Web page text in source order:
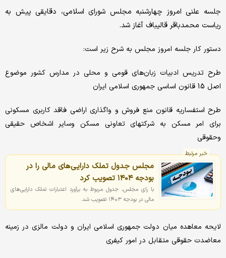
جلسه علنی امروز چهارشنبه مجلس شورای اسلامی، دقایقی پیش به
ریاست محمدباقر قالیباف آغاز شد.
دستور کار جلسه امروز مجلس به شرح زیر است:
طرح تدریس ادبیات زبان‌های قومی و محلی در مدارس کشور موضوع
اصل 15 قانون اساسی جمهوری اسلامی ایران
طرح استفساریه قانون منع فروش و واگذاری اراضی فاقد کاربری مسکونی
برای امر مسکن به شرکتهای تعاونی مسکن وسایر اشخاص حقیقی
وحقوقی
خبر مرتبط
مجلس جدول تملک دارایی‌های مالی را در
بودجه ۱۴۰۴ تصویب کرد
با رای مجلس، جدول مربوط به برآورد اعتبارات تملک دارایی‌های
مالی در بودجه ۱۴۰۳ تصویب شد.
لایحه معاهده میان دولت جمهوری اسلامی ایران و دولت مالزی در زمینه
معاضدت حقوقی متقابل در امور کیفری